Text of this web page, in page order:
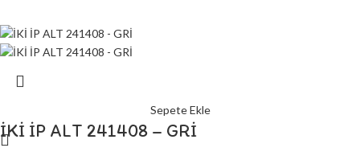
Sepete Ekle
İKİ İP ALT 241408 – GRİ